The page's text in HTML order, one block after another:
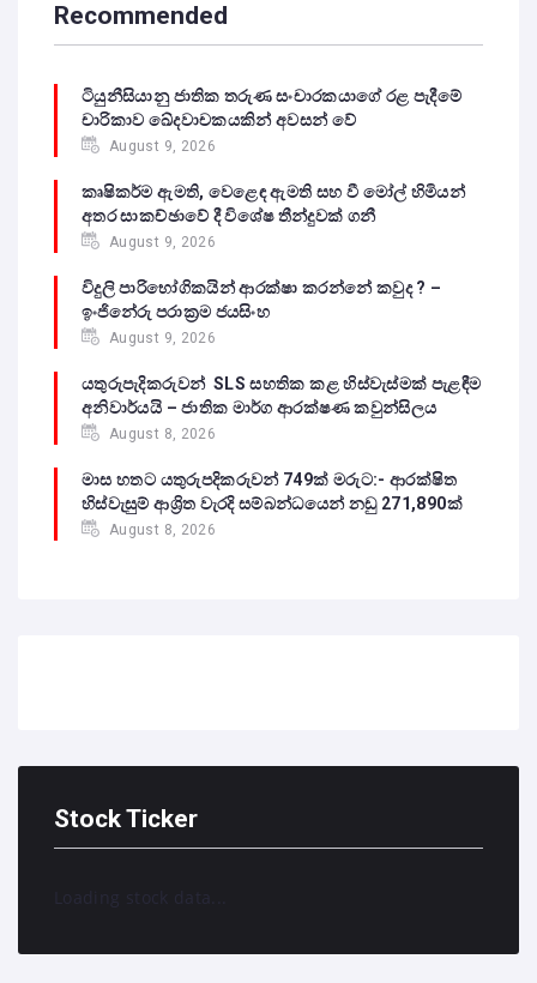
Recommended
ටියුනීසියානු ජාතික තරුණ සංචාරකයාගේ රළ පැදීමේ
චාරිකාව ඛේදවාචකයකින් අවසන් වේ‍
August 9, 2026
කෘෂිකර්ම ඇමති, වෙළෙඳ ඇමති සහ වී මෝල් හිමියන්
අතර සාකච්ඡාවේ දී විශේෂ තීන්දුවක් ගනී
August 9, 2026
විදුලි පාරිභෝගිකයින් ආරක්ෂා කරන්නේ කවුද ? –
ඉංජිනේරු පරාක්‍රම ජයසිංහ
August 9, 2026
යතුරුපැදිකරුවන් SLS සහතික කළ හිස්වැස්මක් පැළඳීම
අනිවාර්යයි – ජාතික මාර්ග ආරක්ෂණ කවුන්සිලය
August 8, 2026
මාස හතට යතුරුපදිකරුවන් 749ක් මරුට:- ආරක්ෂිත
හිස්වැසුම් ආශ්‍රිත වැරදි සම්බන්ධයෙන් නඩු 271,890ක්
August 8, 2026
Stock Ticker
Loading stock data...